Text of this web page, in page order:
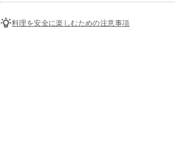
料理を安全に楽しむための注意事項